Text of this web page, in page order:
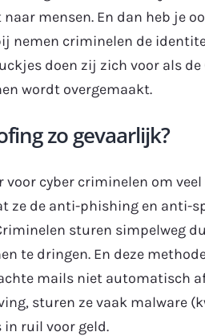
mensen. En dan heb je
nemen criminelen de
doen zij zich voor als de
wordt overgemaakt.
zo gevaarlijk?
cyber criminelen om
ze de anti-phishing en anti-
sturen simpelweg
te dringen. En deze
mails niet automatisch
sturen ze vaak malware
in ruil voor geld.